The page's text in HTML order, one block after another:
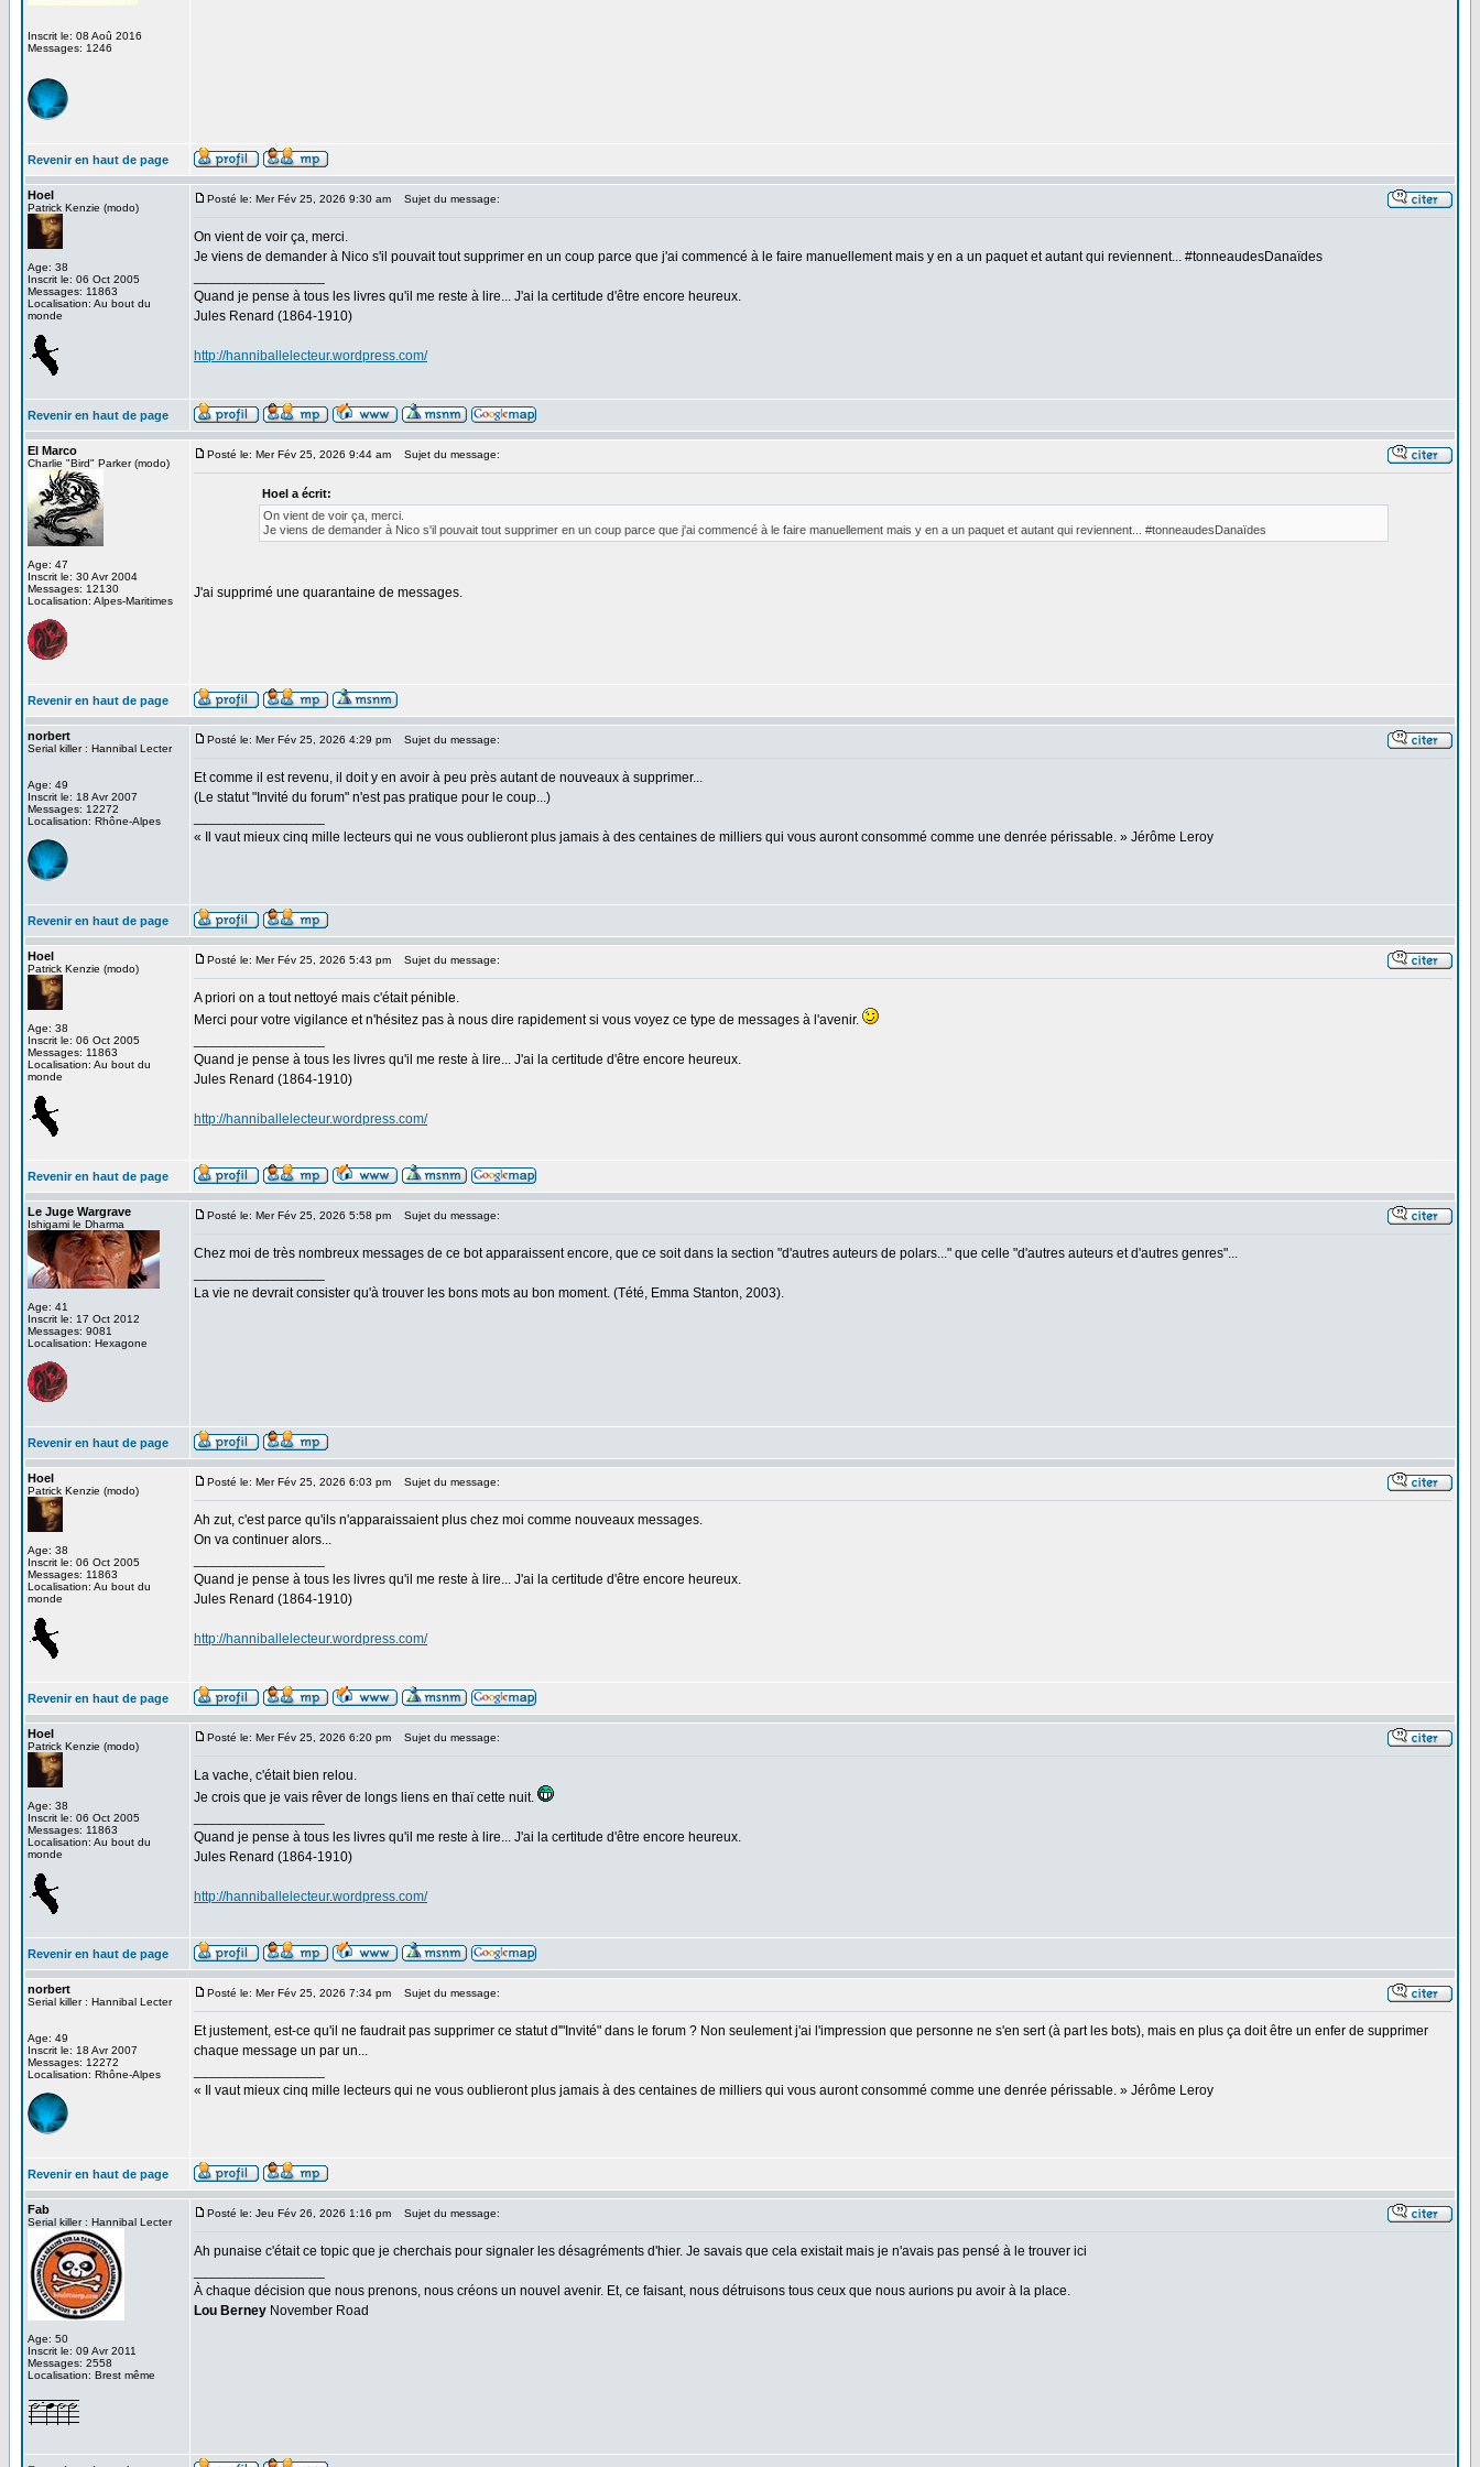
Inscrit le: 08 Aoû 2016
Messages: 1246
Revenir en haut de page
Hoel
Patrick Kenzie (modo)
Age: 38
Inscrit le: 06 Oct 2005
Messages: 11863
Localisation: Au bout du
monde
Posté le: Mer Fév 25, 2026 9:30 am Sujet du message:
On vient de voir ça, merci.
Je viens de demander à Nico s'il pouvait tout supprimer en un coup parce que j'ai commencé à le faire manuellement mais y en a un paquet et autant qui reviennent... #tonneaudesDanaïdes
Quand je pense à tous les livres qu'il me reste à lire... J'ai la certitude d'être encore heureux.
Jules Renard (1864-1910)
http://hanniballelecteur.wordpress.com/
Revenir en haut de page
El Marco
Charlie "Bird" Parker (modo)
Age: 47
Inscrit le: 30 Avr 2004
Messages: 12130
Localisation: Alpes-Maritimes
Posté le: Mer Fév 25, 2026 9:44 am Sujet du message:
Hoel a écrit:
On vient de voir ça, merci.
Je viens de demander à Nico s'il pouvait tout supprimer en un coup parce que j'ai commencé à le faire manuellement mais y en a un paquet et autant qui reviennent... #tonneaudesDanaïdes
J'ai supprimé une quarantaine de messages.
Revenir en haut de page
norbert
Serial killer : Hannibal Lecter
Age: 49
Inscrit le: 18 Avr 2007
Messages: 12272
Localisation: Rhône-Alpes
Posté le: Mer Fév 25, 2026 4:29 pm Sujet du message:
Et comme il est revenu, il doit y en avoir à peu près autant de nouveaux à supprimer...
(Le statut "Invité du forum" n'est pas pratique pour le coup...)
« Il vaut mieux cinq mille lecteurs qui ne vous oublieront plus jamais à des centaines de milliers qui vous auront consommé comme une denrée périssable. » Jérôme Leroy
Revenir en haut de page
Hoel
Patrick Kenzie (modo)
Age: 38
Inscrit le: 06 Oct 2005
Messages: 11863
Localisation: Au bout du
monde
Posté le: Mer Fév 25, 2026 5:43 pm Sujet du message:
A priori on a tout nettoyé mais c'était pénible.
Merci pour votre vigilance et n'hésitez pas à nous dire rapidement si vous voyez ce type de messages à l'avenir.
Quand je pense à tous les livres qu'il me reste à lire... J'ai la certitude d'être encore heureux.
Jules Renard (1864-1910)
http://hanniballelecteur.wordpress.com/
Revenir en haut de page
Le Juge Wargrave
Ishigami le Dharma
Age: 41
Inscrit le: 17 Oct 2012
Messages: 9081
Localisation: Hexagone
Posté le: Mer Fév 25, 2026 5:58 pm Sujet du message:
Chez moi de très nombreux messages de ce bot apparaissent encore, que ce soit dans la section "d'autres auteurs de polars..." que celle "d'autres auteurs et d'autres genres"...
La vie ne devrait consister qu'à trouver les bons mots au bon moment. (Tété, Emma Stanton, 2003).
Revenir en haut de page
Hoel
Patrick Kenzie (modo)
Age: 38
Inscrit le: 06 Oct 2005
Messages: 11863
Localisation: Au bout du
monde
Posté le: Mer Fév 25, 2026 6:03 pm Sujet du message:
Ah zut, c'est parce qu'ils n'apparaissaient plus chez moi comme nouveaux messages.
On va continuer alors...
Quand je pense à tous les livres qu'il me reste à lire... J'ai la certitude d'être encore heureux.
Jules Renard (1864-1910)
http://hanniballelecteur.wordpress.com/
Revenir en haut de page
Hoel
Patrick Kenzie (modo)
Age: 38
Inscrit le: 06 Oct 2005
Messages: 11863
Localisation: Au bout du
monde
Posté le: Mer Fév 25, 2026 6:20 pm Sujet du message:
La vache, c'était bien relou.
Je crois que je vais rêver de longs liens en thaï cette nuit.
Quand je pense à tous les livres qu'il me reste à lire... J'ai la certitude d'être encore heureux.
Jules Renard (1864-1910)
http://hanniballelecteur.wordpress.com/
Revenir en haut de page
norbert
Serial killer : Hannibal Lecter
Age: 49
Inscrit le: 18 Avr 2007
Messages: 12272
Localisation: Rhône-Alpes
Posté le: Mer Fév 25, 2026 7:34 pm Sujet du message:
Et justement, est-ce qu'il ne faudrait pas supprimer ce statut d'"Invité" dans le forum ? Non seulement j'ai l'impression que personne ne s'en sert (à part les bots), mais en plus ça doit être un enfer de supprimer
chaque message un par un...
« Il vaut mieux cinq mille lecteurs qui ne vous oublieront plus jamais à des centaines de milliers qui vous auront consommé comme une denrée périssable. » Jérôme Leroy
Revenir en haut de page
Fab
Serial killer : Hannibal Lecter
Age: 50
Inscrit le: 09 Avr 2011
Messages: 2558
Localisation: Brest même
Posté le: Jeu Fév 26, 2026 1:16 pm Sujet du message:
Ah punaise c'était ce topic que je cherchais pour signaler les désagréments d'hier. Je savais que cela existait mais je n'avais pas pensé à le trouver ici
À chaque décision que nous prenons, nous créons un nouvel avenir. Et, ce faisant, nous détruisons tous ceux que nous aurions pu avoir à la place.
Lou Berney November Road